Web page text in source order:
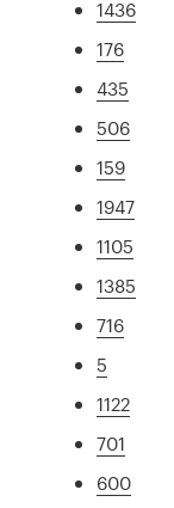
1436
176
435
506
159
1947
1105
1385
716
5
1122
701
600